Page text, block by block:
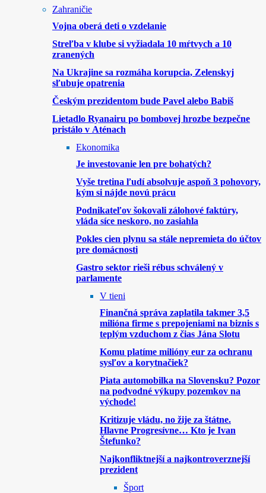
Zahraničie
Vojna oberá deti o vzdelanie
Streľba v klube si vyžiadala 10 mŕtvych a 10
zranených
Na Ukrajine sa rozmáha korupcia, Zelenskyj
sľubuje opatrenia
Českým prezidentom bude Pavel alebo Babiš
Lietadlo Ryanairu po bombovej hrozbe bezpečne
pristálo v Aténach
Ekonomika
Je investovanie len pre bohatých?
Vyše tretina ľudí absolvuje aspoň 3 pohovory,
kým si nájde novú prácu
Podnikateľov šokovali zálohové faktúry,
vláda síce neskoro, no zasiahla
Pokles cien plynu sa stále nepremieta do účtov
pre domácnosti
Gastro sektor rieši rébus schválený v
parlamente
V tieni
Finančná správa zaplatila takmer 3,5
milióna firme s prepojeniami na biznis s
teplým vzduchom z čias Jána Slotu
Komu platíme milióny eur za ochranu
sysľov a korytnačiek?
Piata automobilka na Slovensku? Pozor
na podvodné výkupy pozemkov na
východe!
Kritizuje vládu, no žije za štátne.
Hlavne Progresívne… Kto je Ivan
Štefunko?
Najkonfliktnejší a najkontroverznejší
prezident
Šport